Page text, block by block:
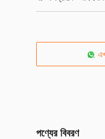
পণ্যের বিবরণ